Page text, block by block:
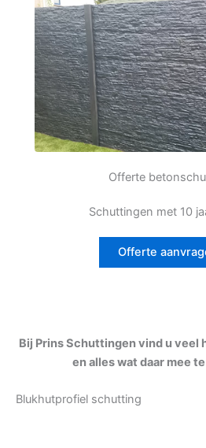
Offerte
Schuttingen met 10
Offerte
Bij Prins Schuttingen vind u
en alles wat daar mee
Blukhutprofiel schutting